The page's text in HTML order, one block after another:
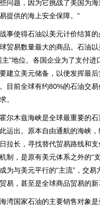
问题，因为它挑战了美国为
提供的海上安全保障。”
使得石油以美元计价结算的
贸易数量最大的商品。石油
主”地位。各国企业为了支付
建立美元储备，以便发挥最
目前全球有约80%的石油交
。
木兹海峡是全球最重要的石
运出。原本自由通航的海峡
拉长，寻找替代贸易路线和
制，是原有美元体系之外的“
为与美元平行的“主流”，交
易，甚至是全球商品贸易的新
国家石油的主要销售对象是